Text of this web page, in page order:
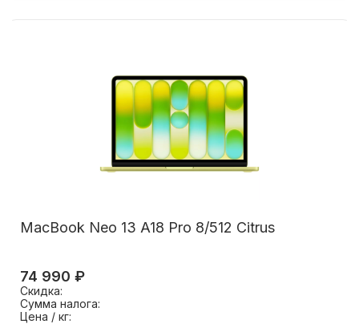
MacBook Neo 13 A18 Pro 8/512 Citrus
74 990 ₽
Скидка:
Сумма налога:
Цена / кг: